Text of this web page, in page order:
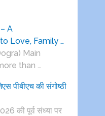
A
Love, Family …
Main
than …
पीबीएच की संगोष्ठी
की पूर्व संध्या पर